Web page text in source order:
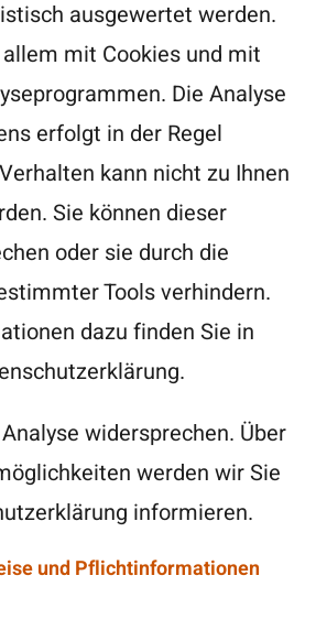
ausgewertet werden.
mit Cookies und mit
Die Analyse
erfolgt in der Regel
kann nicht zu Ihnen
Sie können dieser
oder sie durch die
Tools verhindern.
dazu finden Sie in
widersprechen. Über
werden wir Sie
informieren.
und Pflichtinformationen